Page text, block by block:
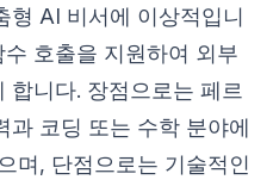
형 AI 비서에 이상적입니
호출을 지원하여 외부
합니다. 장점으로는 페르
과 코딩 또는 수학 분야에
며, 단점으로는 기술적인